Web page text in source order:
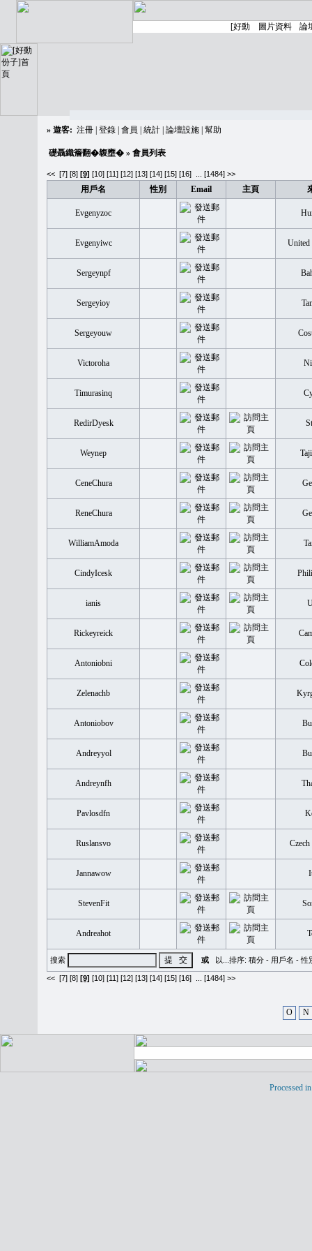
» 遊客: 注冊 登錄 會員 統計 論壇設施 幫助
礎聶織簷翻�䪖壅� » 會員列表
<< [7] [8] [9] [10] [11] [12] [13] [14] [15] [16] [1484] >>
用戶名 性別 Email 主頁
Evgenyzoc
Evgenyiwc
Sergeynpf
Sergeyioy
Sergeyouw
Victoroha
Timurasinq
RedirDyesk
Weynep
CeneChura
ReneChura
WilliamAmoda
CindyIcesk
ianis
Rickeyreick
Antoniobni
Zelenachb
Antoniobov
Andreyyol
Andreynfh
Pavlosdfn
Ruslansvo
Jannawow
StevenFit
Andreahot
搜索 或 以...排序: 積分 - 用戶名 -性
<< [7] [8] [9] [10] [11] [12] [13] [14] [15] [16] [1484] >>
O N
Processed